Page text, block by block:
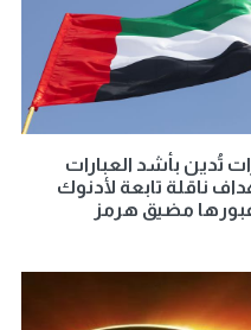
تُدين بأشد العبارات
ناقلة تابعة لأدنوك
عبورها مضيق هرمز